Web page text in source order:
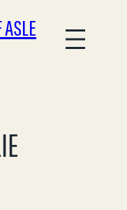
ASLE